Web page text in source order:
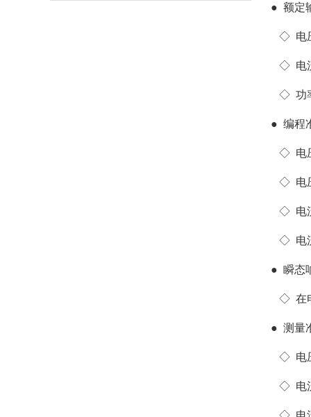
● 额定
◇ 电
◇ 电
◇ 功
● 编程
◇ 电
◇ 电
◇ 电
◇ 电
● 瞬态
◇ 在
● 测量
◇ 电
◇ 电